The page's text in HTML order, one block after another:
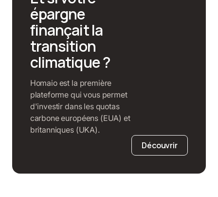
épargne
finançait la
transition
climatique ?
Homaio est la première
plateforme qui vous permet
d'investir dans les quotas
carbone européens (EUA) et
britanniques (UKA).
Découvrir